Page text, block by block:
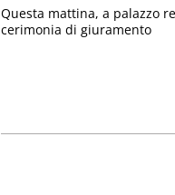
Questa mattina, a palazzo
cerimonia di giuramento